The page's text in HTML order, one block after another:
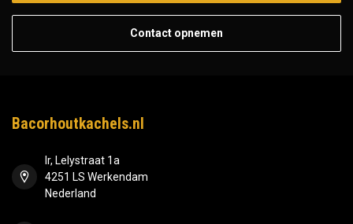
Contact opnemen
Bacorhoutkachels.nl
Ir, Lelystraat 1a
4251 LS Werkendam
Nederland